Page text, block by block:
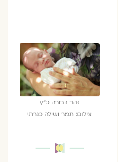
זהר דבורה כ״ץ
צילום: תמר ושילה כנרתי